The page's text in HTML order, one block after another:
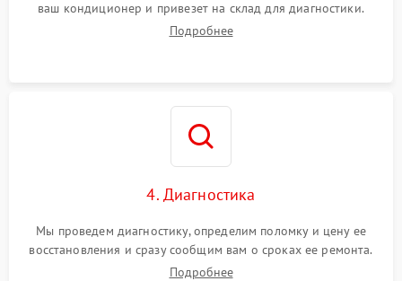
ваш кондиционер и привезет на склад для диагностики.
Подробнее
4. Диагностика
Мы проведем диагностику, определим поломку и цену ее
восстановления и сразу сообщим вам о сроках ее ремонта.
Подробнее